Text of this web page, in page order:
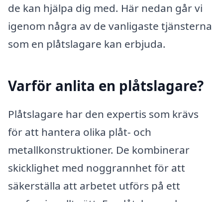
de kan hjälpa dig med. Här nedan går vi
igenom några av de vanligaste tjänsterna
som en plåtslagare kan erbjuda.
Varför anlita en plåtslagare?
Plåtslagare har den expertis som krävs
för att hantera olika plåt- och
metallkonstruktioner. De kombinerar
skicklighet med noggrannhet för att
säkerställa att arbetet utförs på ett